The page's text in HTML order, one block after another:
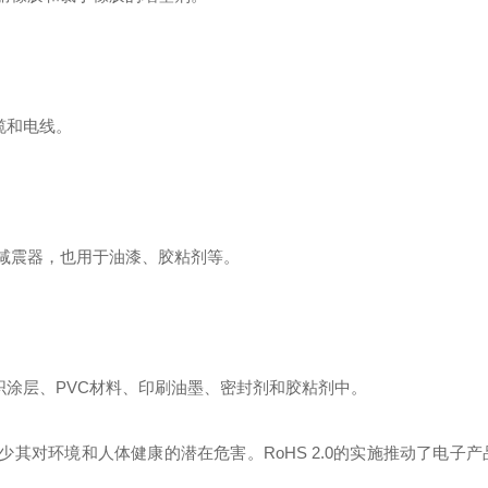
电线。
器，也用于油漆、胶粘剂等。
层、PVC材料、印刷油墨、密封剂和胶粘剂中。
对环境和人体健康的潜在危害。RoHS 2.0的实施推动了电子产